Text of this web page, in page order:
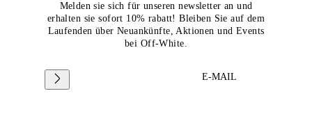
Melden sie sich für unseren newsletter an und
erhalten sie sofort 10% rabatt! Bleiben Sie auf dem
Laufenden über Neuankünfte, Aktionen und Events
bei Off-White.
E-MAIL